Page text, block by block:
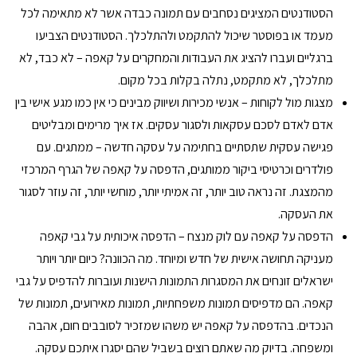
הסטודנטים המציגים נסחבים עם תמונה כבדה אשר לא מתאימה לכל
מעמד או בפוסטר שיכול להתקמט ולהתלכלך. הסטודנטים הצביעו
ברגליים ועברו להציג את העבודות והמחקרים על קאפה – לא כבד, לא
מתלכלך, לא מתקמט, נתלה בקלות בכל מקום.
מצגות מול לקוחות – אנשי מכירות ושיווק מבינים כי אין כמו מגע אישי בין
אדם לאדם לסכם עסקאות ולסגור עסקים. אז איך מרימים ומבליטים
פגישה עסקית שתסתיים בחתימה על עסקה חדשה – ממתגים. עם
פולדרים וכרטיסי ביקור ממותגים, הדפסה על קאפה של הגרף המרכזי
מהמצגת. זה נראה טוב יותר, זה אמיתי יותר, מוחשי יותר, זה עוזר לסגור
את העסקה.
הדפסה על קאפה עם לוק מנצח – הדפסה איכותית על גבי קאפה
מעניקה תחושה אישית של חדש ומיוחד. מה הכוונה? כיום יותר ויותר
ישראלים זונחים את המסגרות התמונות הישנות ועוברות להדפיס על גבי
קאפה. הם מדפיסים תמונות משפחתיות, תמונות מאירועים, תמונות של
הנכדים. בהדפסה על קאפה יש משהו שמזכיר לסובבים חום, אהבה
ומשפחה. בדיוק מה שאתם רוצים בשביל שהם יסגרו איתכם עסקה.